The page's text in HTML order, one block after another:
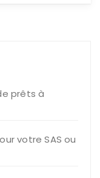
prêts à
votre SAS ou